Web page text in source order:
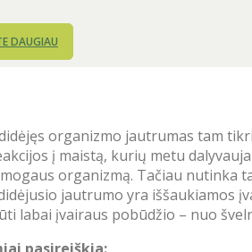
DAUGIAU
organizmo jautrumas tam
į maistą, kurių metu
organizmą. Tačiau nutinka
jautrumo yra iššaukiamos
labai įvairaus pobūdžio – nuo